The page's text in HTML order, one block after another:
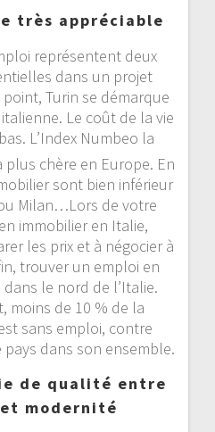
très appréciable
représentent deux
dans un projet
point, Turin se démarque
Le coût de la vie
L’Index Numbeo la
plus chère en Europe. En
sont bien inférieur
Milan…Lors de votre
immobilier en Italie,
les prix et à négocier à
trouver un emploi en
le nord de l’Italie.
moins de 10 % de la
sans emploi, contre
pays dans son ensemble.
de qualité entre
modernité